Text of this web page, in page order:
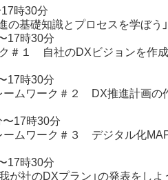
時30分
基礎知識とプロセスを学ぼう」
17時30分
＃１ 自社のDXビジョンを作
17時30分
ムワーク＃２ DX推進計画の
〜17時30分
ムワーク＃３ デジタル化
17時30分
社のDXプラン」の発表をしよ